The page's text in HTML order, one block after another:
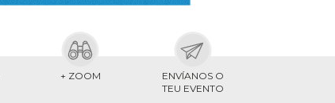
+ ZOOM
ENVÍANOS O
TEU EVENTO